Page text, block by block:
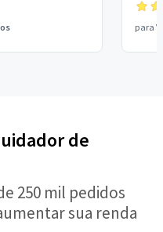
para
de
250 mil pedidos
sua renda